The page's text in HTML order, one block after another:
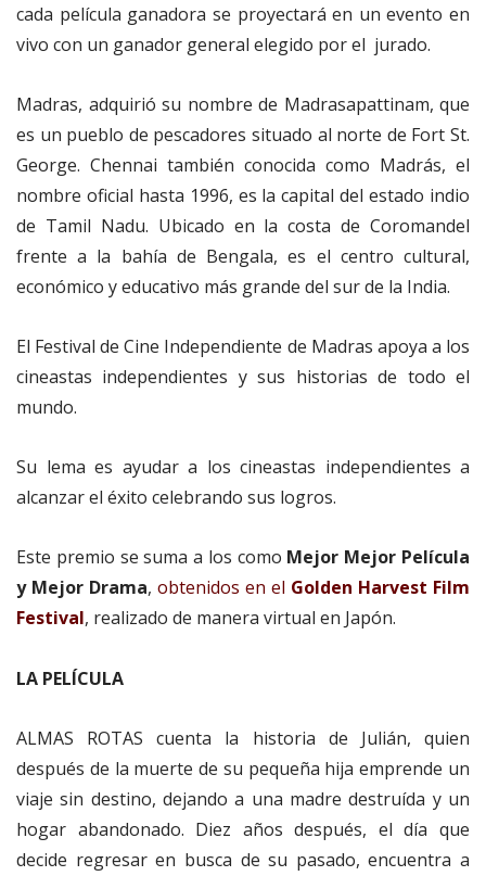
cada película ganadora se proyectará en un evento en
vivo con un ganador general elegido por el jurado.
Madras, adquirió su nombre de Madrasapattinam, que
es un pueblo de pescadores situado al norte de Fort St.
George. Chennai también conocida como Madrás, el
nombre oficial hasta 1996, es la capital del estado indio
de Tamil Nadu. Ubicado en la costa de Coromandel
frente a la bahía de Bengala, es el centro cultural,
económico y educativo más grande del sur de la India.
El Festival de Cine Independiente de Madras apoya a los
cineastas independientes y sus historias de todo el
mundo.
Su lema es ayudar a los cineastas independientes a
alcanzar el éxito celebrando sus logros.
Este premio se suma a los como Mejor Mejor Película
y Mejor Drama, obtenidos en el Golden Harvest Film
Festival, realizado de manera virtual en Japón.
LA PELÍCULA
ALMAS ROTAS cuenta la historia de Julián, quien
después de la muerte de su pequeña hija emprende un
viaje sin destino, dejando a una madre destruída y un
hogar abandonado. Diez años después, el día que
decide regresar en busca de su pasado, encuentra a